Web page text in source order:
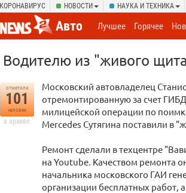
КОРОНАВИРУС НОВОСТИ НАУКА И ТЕХНИКА
Авто Лучшее Горячее
Водителю из "живого
отметили
101
человек
в архиве
Московский автовладелец
отремонтированную за счет
милицейской операции по
Mercedes Сутягина поставили в
Ремонт сделали в техцентре
на Youtube. Качеством ремонта
начальника московского ГАИ
организации бесплатных работ,